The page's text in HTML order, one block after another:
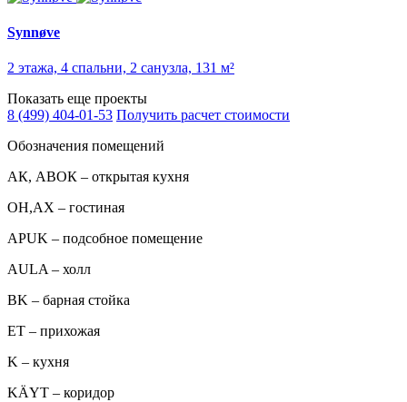
Synnøve
2 этажа, 4 спальни, 2 санузла, 131 м²
Показать еще проекты
8 (499) 404-01-53 Получить расчет стоимости
Обозначения помещений
АК, АВОК – открытая кухня
ОН,AX – гостиная
APUK – подсобное помещение
AULA – холл
BK – барная стойка
ET – прихожая
K – кухня
KÄYT – коридор